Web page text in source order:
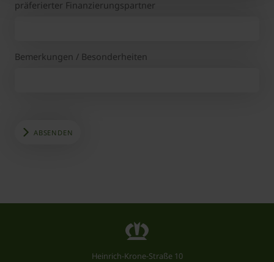
präferierter Finanzierungspartner
Bemerkungen / Besonderheiten
ABSENDEN
Heinrich-Krone-Straße 10